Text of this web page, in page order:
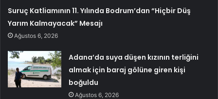
Suruç Katliamının 11. Yılında Bodrum’dan “Hiçbir Düş
Yarım Kalmayacak” Mesajı
Ağustos 6, 2026
Adana’da suya düşen kızının terliğini
almak için baraj gölüne giren kişi
boğuldu
Ağustos 6, 2026